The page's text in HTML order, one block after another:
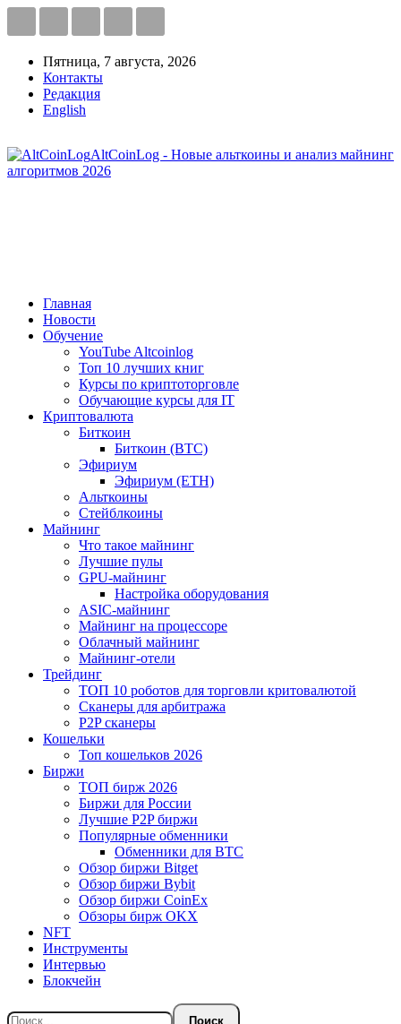
Пятница, 7 августа, 2026
Контакты
Редакция
English
AltCoinLog - Новые альткоины и анализ майнинг
алгоритмов 2026
Главная
Новости
Обучение
YouTube Altcoinlog
Топ 10 лучших книг
Курсы по криптоторговле
Обучающие курсы для IT
Криптовалюта
Биткоин
Биткоин (BTC)
Эфириум
Эфириум (ETH)
Альткоины
Стейблкоины
Майнинг
Что такое майнинг
Лучшие пулы
GPU-майнинг
Настройка оборудования
ASIC-майнинг
Майнинг на процессоре
Облачный майнинг
Майнинг-отели
Трейдинг
ТОП 10 роботов для торговли критовалютой
Сканеры для арбитража
P2P сканеры
Кошельки
Топ кошельков 2026
Биржи
ТОП бирж 2026
Биржи для России
Лучшие P2P биржи
Популярные обменники
Обменники для BTC
Обзор биржи Bitget
Обзор биржи Bybit
Обзор биржи CoinEx
Обзоры бирж OKX
NFT
Инструменты
Интервью
Блокчейн